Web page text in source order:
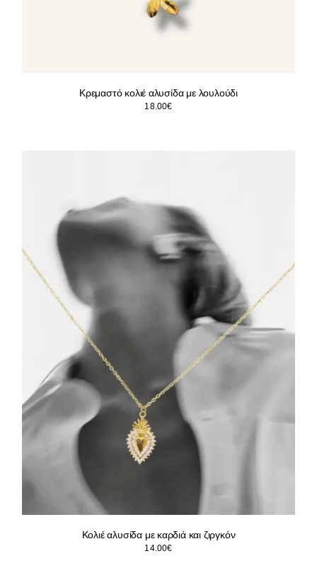
Κρεμαστό κολιέ αλυσίδα με λουλούδι
18.00€
Κολιέ αλυσίδα με καρδιά και ζιργκόν
14.00€